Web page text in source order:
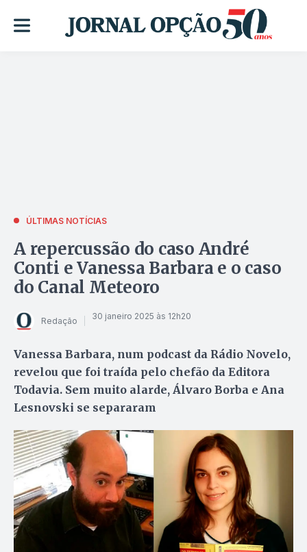
ÚLTIMAS NOTÍCIAS
A repercussão do caso André
Conti e Vanessa Barbara e o caso
do Canal Meteoro
Redação 30 janeiro 2025 às 12h20
Vanessa Barbara, num podcast da Rádio Novelo,
revelou que foi traída pelo chefão da Editora
Todavia. Sem muito alarde, Álvaro Borba e Ana
Lesnovski se separaram